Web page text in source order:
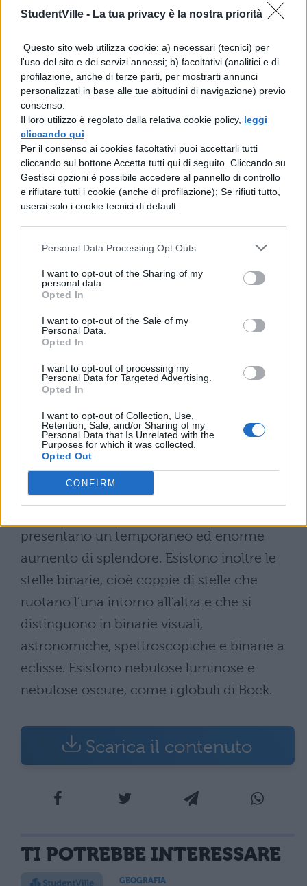
StudentVille - La tua privacy è la nostra priorità
Questo sito web utilizza cookie: a) necessari (tecnici) per
l'uso del sito e dei servizi annessi; b) facoltativi (analitici e di
profilazione, anche di terze parti, per mostrarti annunci
personalizzati in base alle tue abitudini di navigazione) previo
consenso.
Il loro utilizzo è regolato dalla relativa cookie policy, leggi
cliccando qui
Per il consenso ai cookies facoltativi puoi accettarli tutti
cliccando sul bottone Accetta tutti qui di seguito. Cliccando su
Gestisci opzioni è possibile accedere al pannello di controllo
e rifiutare tutti i cookie (anche di profilazione); Se rifiuti tutto,
userai solo i cookie tecnici di default.
Personal Data Processing Opt Outs
I want to opt-out of the Sharing of my
personal data.
Opted In
I want to opt-out of the Sale of my
Personal Data.
Opted In
I want to opt-out of processing my
Personal Data for Targeted Advertising.
Opted In
I want to opt-out of Collection, Use,
Retention, Sale, and/or Sharing of my
Personal Data that Is Unrelated with the
Purposes for which it was collected.
Opted Out
CONFIRM
frequenza (Legge di Wien). La frequenza
direttamente proporzionale alla
temperatura assoluta. In base alle
caratteristiche delle righe dei loro spettri, le
stelle sono state suddivise nelle classi p tipi
spettrali O, B, A, F, G, K, M dalle più calde alle
più fredde. Il Diagramma H-R rappresenta
“un’istantanea” dell’evoluzione stellare. La
maggior parte delle stelle (circa il 90%) si
dispone lungo una fascia obliqua, detta
sequenza principale. Le stelle in basso a
destra sono fredde e poco luminose (nane
rosse), quelle in alto a sinistra sono molto
luminose e molto calde (giganti blu). Le
stelle che non appartengono alla sequenza
alto a destra si trovano le giganti e le
luminosità assoluta, in basso a sinistra le
nane bianche, molto calde e di piccole
dimensioni. Esistono altri tipi di stelle, quali
le variabili pulsanti e le variabili esplosive
presentano un temporaneo ed enorme
aumento di splendore. Esistono inoltre le
stelle binarie, cioè coppie di stelle che
ruotano l’una intorno all’altra e che si
distinguono in binarie visuali,
astronomiche, spettroscopiche e binarie a
eclisse. Esistono nebulose luminose e
nebulose oscure, come i globuli di Bock.
Scarica il contenuto
TI POTREBBE INTERESSARE
GEOGRAFIA